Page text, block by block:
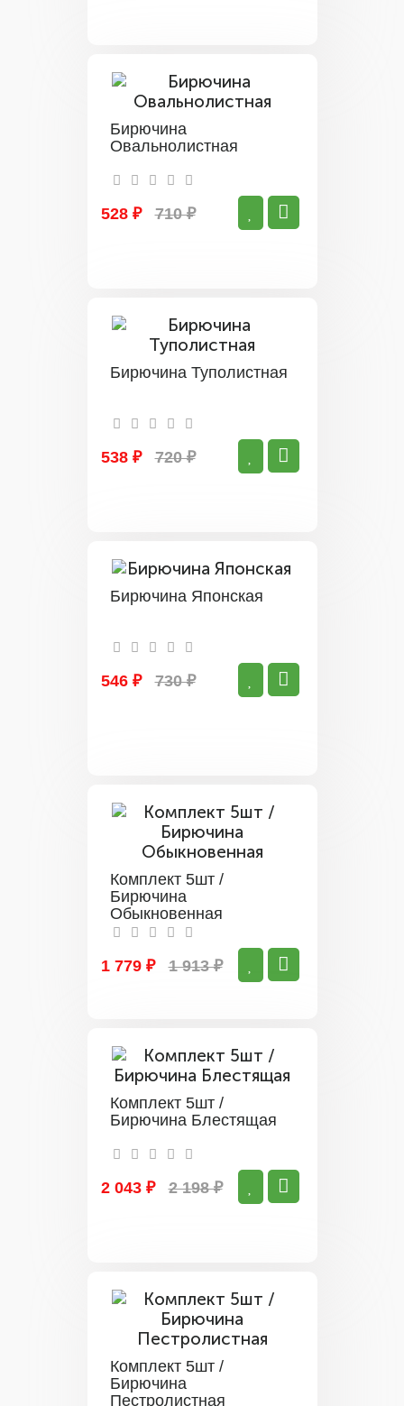
Бирючина
Овальнолистная
528 ₽ 710 ₽
Бирючина Туполистная
538 ₽ 720 ₽
Бирючина Японская
546 ₽ 730 ₽
Комплект 5шт /
Бирючина
Обыкновенная
1 779 ₽ 1 913 ₽
Комплект 5шт /
Бирючина Блестящая
2 043 ₽ 2 198 ₽
Комплект 5шт /
Бирючина
Пестролистная